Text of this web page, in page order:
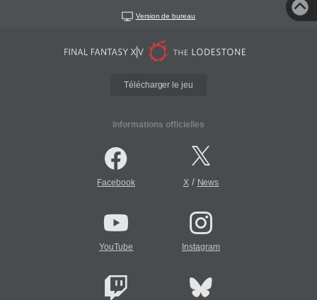
Version de bureau
Télécharger le jeu
Informations officielles
Facebook X/ News
YouTube Instagram